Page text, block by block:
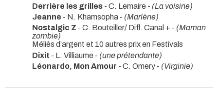
Derrière les grilles - C. Lemaire - (La voisine)
Jeanne - N. Khamsopha - (Marlène)
Nostalgic Z - C. Bouteiller/ Diff. Canal + - (Maman
zombie)
Méliès d’argent et 10 autres prix en Festivals
Dixit - L. Villiaume - (une prétendante)
Léonardo, Mon Amour - C. Omery - (Virginie)